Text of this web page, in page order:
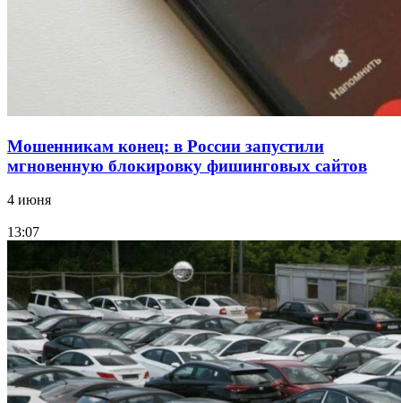
Мошенникам конец: в России запустили
мгновенную блокировку фишинговых сайтов
4 июня
13:07